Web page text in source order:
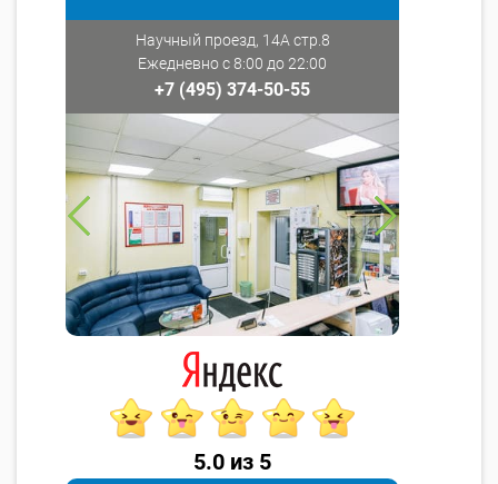
Научный проезд, 14А стр.8
Ежедневно с 8:00 до 22:00
+7 (495) 374-50-55
5.0 из 5